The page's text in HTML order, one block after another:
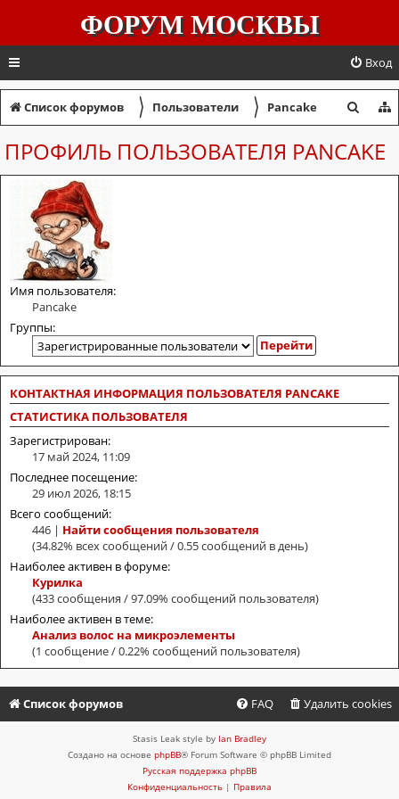
ФОРУМ МОСКВЫ
Вход
Список форумов 〉 Пользователи 〉 Pancake
и
ПРОФИЛЬ ПОЛЬЗОВАТЕЛЯ PANCAKE
Имя пользователя:
Pancake
Группы:
КОНТАКТНАЯ ИНФОРМАЦИЯ ПОЛЬЗОВАТЕЛЯ PANCAKE
СТАТИСТИКА ПОЛЬЗОВАТЕЛЯ
Зарегистрирован:
17 май 2024, 11:09
Последнее посещение:
29 июл 2026, 18:15
Всего сообщений:
446 | Найти сообщения пользователя
(34.82% всех сообщений / 0.55 сообщений в день)
Наиболее активен в форуме:
Курилка
(433 сообщения / 97.09% сообщений пользователя)
Наиболее активен в теме:
Анализ волос на микроэлементы
(1 сообщение / 0.22% сообщений пользователя)
Список форумов Удалить cookies
FAQ
Stasis Leak style by Ian Bradley
Создано на основе phpBB® Forum Software © phpBB Limited
Русская поддержка phpBB
Конфиденциальность | Правила